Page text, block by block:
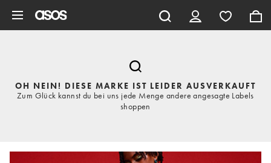
OH NEIN! DIESE MARKE IST LEIDER AUSVERKAUFT
Zum Glück kannst du bei uns jede Menge andere angesagte Labels
shoppen